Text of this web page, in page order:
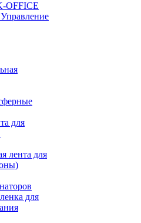
OFFICE
для
лента для
для